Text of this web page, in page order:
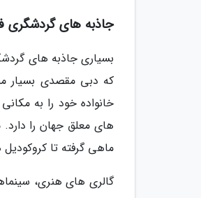
جاذبه های گردشگری
بسیاری جاذبه های
که دبی مقصدی بسیار
خانواده خود را به
های معلق جهان را دارد.
ماهی گرفته تا
گالری های هنری،